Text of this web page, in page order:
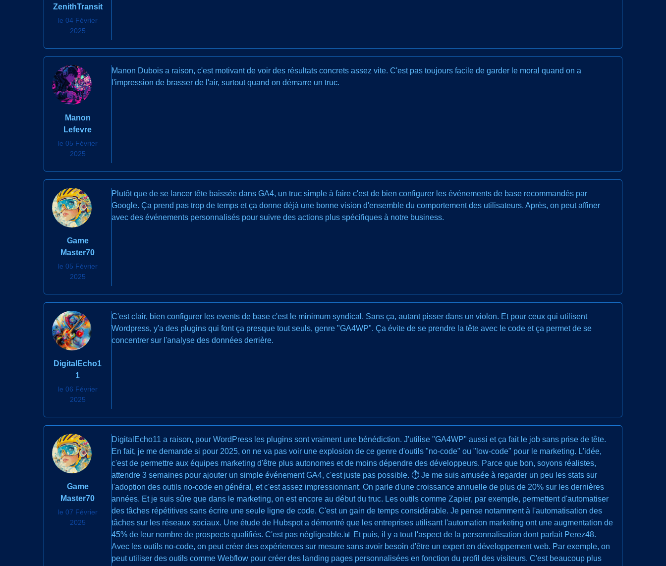
ZenithTransit
le 04 Février
2025
Manon
Lefevre
le 05 Février
2025
Manon Dubois a raison, c'est motivant de voir des résultats concrets assez vite. C'est pas toujours facile de garder le moral quand on a
l'impression de brasser de l'air, surtout quand on démarre un truc.
Game
Master70
le 05 Février
2025
Plutôt que de se lancer tête baissée dans GA4, un truc simple à faire c'est de bien configurer les événements de base recommandés par
Google. Ça prend pas trop de temps et ça donne déjà une bonne vision d'ensemble du comportement des utilisateurs. Après, on peut affiner
avec des événements personnalisés pour suivre des actions plus spécifiques à notre business.
DigitalEcho1
1
le 06 Février
2025
C'est clair, bien configurer les events de base c'est le minimum syndical. Sans ça, autant pisser dans un violon. Et pour ceux qui utilisent
Wordpress, y'a des plugins qui font ça presque tout seuls, genre "GA4WP". Ça évite de se prendre la tête avec le code et ça permet de se
concentrer sur l'analyse des données derrière.
Game
Master70
le 07 Février
2025
DigitalEcho11 a raison, pour WordPress les plugins sont vraiment une bénédiction. J'utilise "GA4WP" aussi et ça fait le job sans prise de tête.
En fait, je me demande si pour 2025, on ne va pas voir une explosion de ce genre d'outils "no-code" ou "low-code" pour le marketing. L'idée,
c'est de permettre aux équipes marketing d'être plus autonomes et de moins dépendre des développeurs. Parce que bon, soyons réalistes,
attendre 3 semaines pour ajouter un simple événement GA4, c'est juste pas possible. ⏱️ Je me suis amusée à regarder un peu les stats sur
l'adoption des outils no-code en général, et c'est assez impressionnant. On parle d'une croissance annuelle de plus de 20% sur les dernières
années. Et je suis sûre que dans le marketing, on est encore au début du truc. Les outils comme Zapier, par exemple, permettent d'automatiser
des tâches répétitives sans écrire une seule ligne de code. C'est un gain de temps considérable. Je pense notamment à l'automatisation des
tâches sur les réseaux sociaux. Une étude de Hubspot a démontré que les entreprises utilisant l'automation marketing ont une augmentation de
45% de leur nombre de prospects qualifiés. C'est pas négligeable.📊 Et puis, il y a tout l'aspect de la personnalisation dont parlait Perez48.
Avec les outils no-code, on peut créer des expériences sur mesure sans avoir besoin d'être un expert en développement web. Par exemple, on
peut utiliser des outils comme Webflow pour créer des landing pages personnalisées en fonction du profil des visiteurs. C'est beaucoup plus